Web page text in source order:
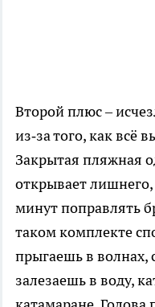
Второй плюс –
из‑за того, как всё
Закрытая пляжная
открывает
минут поправлять
таком комплекте
прыгаешь в волнах,
залезаешь в воду,